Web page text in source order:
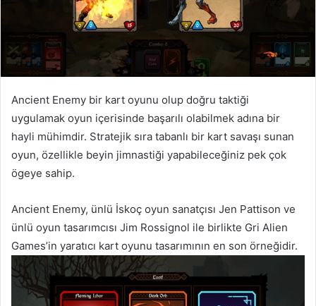
Ancient Enemy bir kart oyunu olup doğru taktiği
uygulamak oyun içerisinde başarılı olabilmek adına bir
hayli mühimdir. Stratejik sıra tabanlı bir kart savaşı sunan
oyun, özellikle beyin jimnastiği yapabileceğiniz pek çok
ögeye sahip.
Ancient Enemy, ünlü İskoç oyun sanatçısı Jen Pattison ve
ünlü oyun tasarımcısı Jim Rossignol ile birlikte Gri Alien
Games’in yaratıcı kart oyunu tasarımının en son örneğidir.